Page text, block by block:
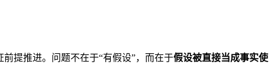
提推进。问题不在于“有假设”，而在于假设被直接当成事实使